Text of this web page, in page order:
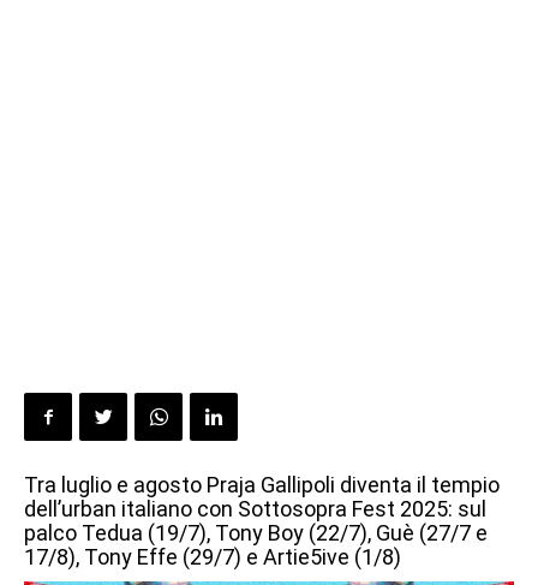
Tra luglio e agosto Praja Gallipoli diventa il tempio
dell’urban italiano con Sottosopra Fest 2025: sul
palco Tedua (19/7), Tony Boy (22/7), Guè (27/7 e
17/8), Tony Effe (29/7) e Artie5ive (1/8)